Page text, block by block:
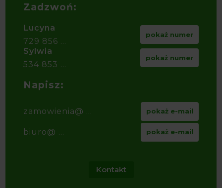
Zadzwoń:
Lucyna
729 856 ...
pokaż numer
Sylwia
534 853 ...
pokaż numer
Napisz:
zamowienia@ ... pokaż e-mail
biuro@ ... pokaż e-mail
Kontakt